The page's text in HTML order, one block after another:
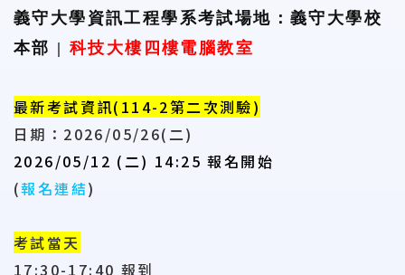
義守大學資訊工程學系考試場地：義守大學校
本部 | 科技大樓四樓電腦教室
最新考試資訊(114-2第二次測驗)
日期：2026/05/26(二)
2026/05/12 (二) 14:25 報名開始
(報名連結)
考試當天
17:30-17:40 報到